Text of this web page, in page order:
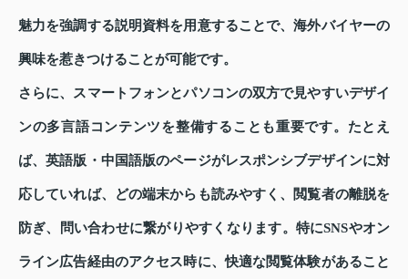
魅力を強調する説明資料を用意することで、海外バイヤーの
興味を惹きつけることが可能です。
さらに、スマートフォンとパソコンの双方で見やすいデザイ
ンの多言語コンテンツを整備することも重要です。たとえ
ば、英語版・中国語版のページがレスポンシブデザインに対
応していれば、どの端末からも読みやすく、閲覧者の離脱を
防ぎ、問い合わせに繋がりやすくなります。特にSNSやオン
ライン広告経由のアクセス時に、快適な閲覧体験があること